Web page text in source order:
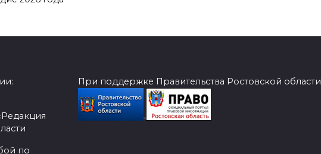
по
При поддержке Правительства Ростовской области